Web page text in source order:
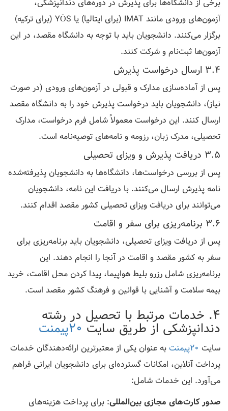
برخی از دانشگاه‌ها برای پذیرش در دوره‌های دندانپزشکی،
آزمون‌های ورودی مانند IMAT (برای ایتالیا) یا YÖS (برای ترکیه)
برگزار می‌کنند. دانشجویان باید با توجه به دانشگاه مقصد، در این
آزمون‌ها ثبت‌نام و شرکت کنند.
3.4 ارسال درخواست پذیرش
پس از آماده‌سازی مدارک و قبولی در آزمون‌های ورودی (در صورت
نیاز)، دانشجویان باید درخواست پذیرش خود را به دانشگاه مقصد
ارسال کنند. این درخواست معمولاً شامل فرم درخواست، مدارک
تحصیلی، مدرک زبان، رزومه و نامه‌های توصیه‌نامه است.
3.5 دریافت پذیرش و ویزای تحصیلی
پس از بررسی درخواست‌ها، دانشگاه‌ها به دانشجویان پذیرفته‌شده
نامه پذیرش ارسال می‌کنند. با دریافت این نامه، دانشجویان
می‌توانند برای دریافت ویزای تحصیلی کشور مقصد اقدام کنند.
3.6 برنامه‌ریزی برای سفر و اقامت
پس از دریافت ویزای تحصیلی، دانشجویان باید برنامه‌ریزی برای
سفر به کشور مقصد و اقامت در آنجا را انجام دهند. این
برنامه‌ریزی شامل رزرو بلیط هواپیما، پیدا کردن محل اقامت، خرید
بیمه سلامت و آشنایی با قوانین و فرهنگ کشور مقصد است.
4. خدمات مرتبط با تحصیل در رشته
دندانپزشکی از طریق سایت 20پیمنت
سایت 20پیمنت
به عنوان یکی از معتبرترین ارائه‌دهندگان خدمات
پرداخت آنلاین، امکانات گسترده‌ای برای دانشجویان ایرانی فراهم
می‌آورد. این خدمات شامل:
صدور کارت‌های مجازی بین‌المللی: برای پرداخت هزینه‌های